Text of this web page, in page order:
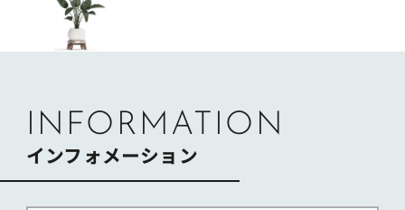
シ
INFORMATION
インフォメーション